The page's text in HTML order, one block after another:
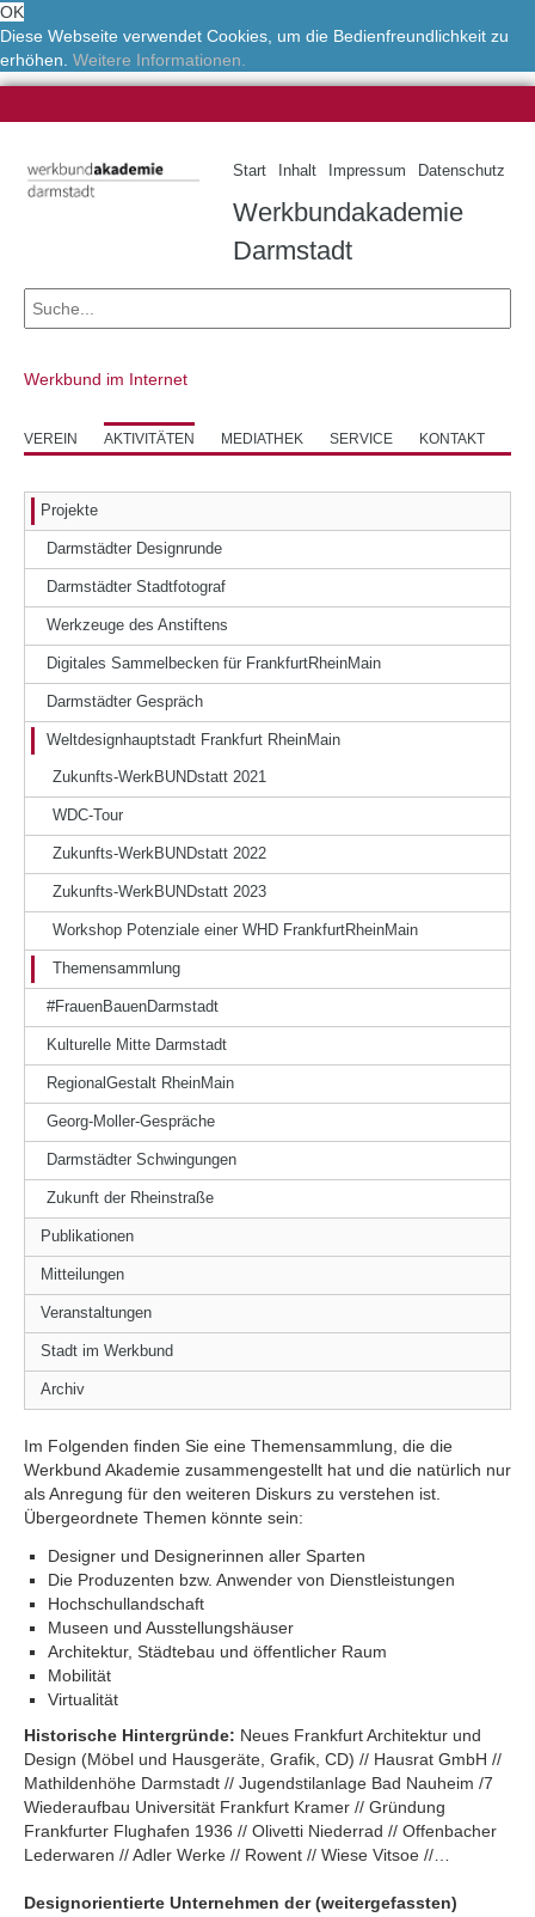
OK
Diese Webseite verwendet Cookies, um die Bedienfreundlichkeit zu
erhöhen. Weitere Informationen.
Start Inhalt Impressum Datenschutz
Werkbundakademie
Darmstadt
Werkbund im Internet
VEREIN AKTIVITÄTEN MEDIATHEK SERVICE KONTAKT
Projekte
Darmstädter Designrunde
Darmstädter Stadtfotograf
Werkzeuge des Anstiftens
Digitales Sammelbecken für FrankfurtRheinMain
Darmstädter Gespräch
Weltdesignhauptstadt Frankfurt RheinMain
Zukunfts-WerkBUNDstatt 2021
WDC-Tour
Zukunfts-WerkBUNDstatt 2022
Zukunfts-WerkBUNDstatt 2023
Workshop Potenziale einer WHD FrankfurtRheinMain
Themensammlung
#FrauenBauenDarmstadt
Kulturelle Mitte Darmstadt
RegionalGestalt RheinMain
Georg-Moller-Gespräche
Darmstädter Schwingungen
Zukunft der Rheinstraße
Publikationen
Mitteilungen
Veranstaltungen
Stadt im Werkbund
Archiv
Im Folgenden finden Sie eine Themensammlung, die die
Werkbund Akademie zusammengestellt hat und die natürlich nur
als Anregung für den weiteren Diskurs zu verstehen ist.
Übergeordnete Themen könnte sein:
Designer und Designerinnen aller Sparten
Die Produzenten bzw. Anwender von Dienstleistungen
Hochschullandschaft
Museen und Ausstellungshäuser
Architektur, Städtebau und öffentlicher Raum
Mobilität
Virtualität
Historische Hintergründe: Neues Frankfurt Architektur und
Design (Möbel und Hausgeräte, Grafik, CD) // Hausrat GmbH //
Mathildenhöhe Darmstadt // Jugendstilanlage Bad Nauheim /7
Wiederaufbau Universität Frankfurt Kramer // Gründung
Frankfurter Flughafen 1936 // Olivetti Niederrad // Offenbacher
Lederwaren // Adler Werke // Rowent // Wiese Vitsoe //…
Designorientierte Unternehmen der (weitergefassten)